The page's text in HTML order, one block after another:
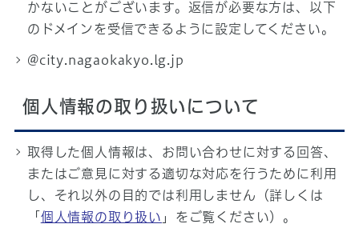
かないことがございます。返信が必要な方は、以下
のドメインを受信できるように設定してください。
@city.nagaokakyo.lg.jp
個人情報の取り扱いについて
取得した個人情報は、お問い合わせに対する回答、
またはご意見に対する適切な対応を行うために利用
し、それ以外の目的では利用しません（詳しくは
「 個人情報の取り扱い 」をご覧ください）。